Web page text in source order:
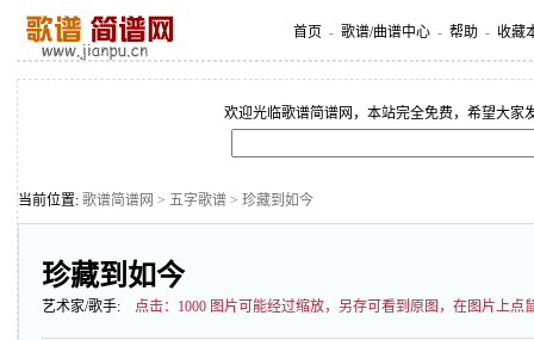
首页 - 歌谱/曲谱中心 - 帮助 - 收藏
欢迎光临歌谱简谱网，本站完全免费，希望大家
当前位置: 歌谱简谱网 > 五字歌谱 > 珍藏到如今
珍藏到如今
艺术家/歌手: 点击： 1000 图片可能经过缩放，另存可看到原图，在图片上